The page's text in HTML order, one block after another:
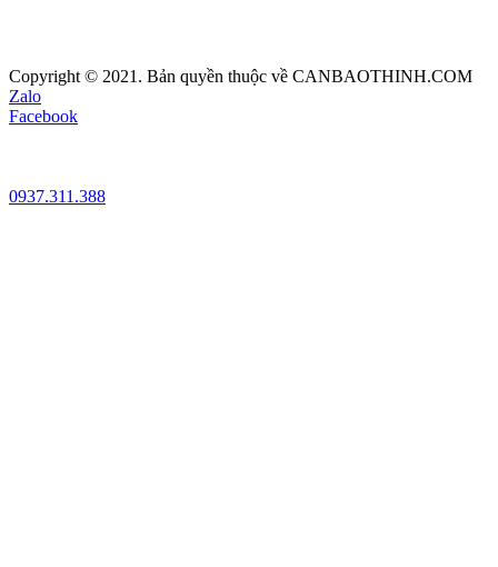
Copyright © 2021. Bản quyền thuộc về CANBAOTHINH.COM
Zalo
Facebook
0937.311.388